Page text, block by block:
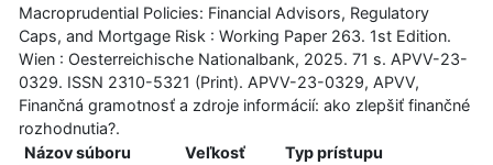
Macroprudential Policies: Financial Advisors, Regulatory
Caps, and Mortgage Risk : Working Paper 263. 1st Edition.
Wien : Oesterreichische Nationalbank, 2025. 71 s. APVV-23-
0329. ISSN 2310-5321 (Print). APVV-23-0329, APVV,
Finančná gramotnosť a zdroje informácií: ako zlepšiť finančné
rozhodnutia?.
Názov súboru
Veľkosť
Typ prístupu